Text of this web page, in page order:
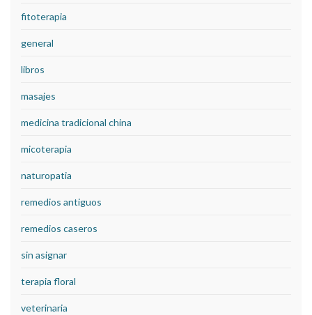
fitoterapia
general
libros
masajes
medicina tradicional china
micoterapia
naturopatia
remedios antiguos
remedios caseros
sin asignar
terapia floral
veterinaria